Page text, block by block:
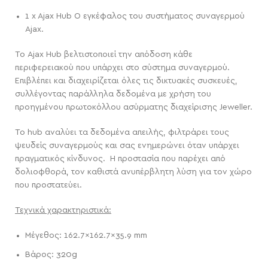
1 x Ajax Hub Ο εγκέφαλος του συστήματος συναγερμού
Ajax.
Το Ajax Hub βελτιστοποιεί την απόδοση κάθε
περιφερειακού που υπάρχει στο σύστημα συναγερμού.
Επιβλέπει και διαχειρίζεται όλες τις δικτυακές συσκευές,
συλλέγοντας παράλληλα δεδομένα με χρήση του
προηγμένου πρωτοκόλλου ασύρματης διαχείρισης Jeweller.
Το hub αναλύει τα δεδομένα απειλής, φιλτράρει τους
ψευδείς συναγερμούς και σας ενημερώνει όταν υπάρχει
πραγματικός κίνδυνος. Η προστασία που παρέχει από
δολιοφθορά, τον καθιστά ανυπέρβλητη λύση για τον χώρο
που προστατεύει.
Τεχνικά χαρακτηριστικά:
Μέγεθος: 162.7×162.7×35.9 mm
Βάρος: 320g